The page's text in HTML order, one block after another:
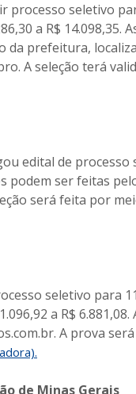
processo seletivo
a R$ 14.098,35.
da prefeitura,
A seleção terá
edital de
podem ser feitas
será feita por
seletivo para
a R$
A prova
de Minas Gerais